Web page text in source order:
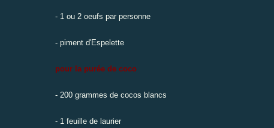
- 1 ou 2 oeufs par personne
- piment d'Espelette
pour la purée de coco
- 200 grammes de cocos blancs
- 1 feuille de laurier